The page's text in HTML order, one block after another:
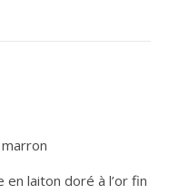
en laiton doré à l’or fin